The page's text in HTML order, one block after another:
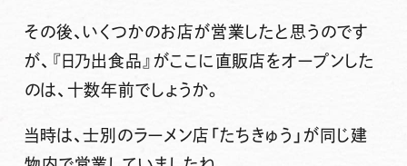
その後、いくつかのお店が営業したと思うのです
が、 『日乃出食品』 がここに直販店をオープンした
のは、十数年前でしょうか。
当時は、士別のラーメン店「たちきゅう」が同じ建